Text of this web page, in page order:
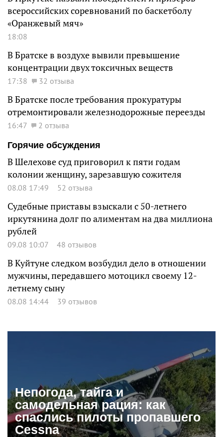
всероссийских соревнований по баскетболу
«Оранжевый мяч»
18:08
В Братске в воздухе вывили превышение
концентрации двух токсичных веществ
17:38 32 отзыва
В Братске после требования прокуратуры
отремонтировали железнодорожные переезды
16:47
2 отзыва
Горячие обсуждения
В Шелехове суд приговорил к пяти годам
колонии женщину, зарезавшую сожителя
08.08 17:49 52 отзыва
Судебные приставы взыскали с 50-летнего
иркутянина долг по алиментам на два миллиона
рублей
09.08 10:07 48 отзывов
В Куйтуне следком возбудил дело в отношении
мужчины, передавшего мотоцикл своему 12-
летнему сыну
08.08 14:44 39 отзывов
Непогода, тайга и
самодельная рация: как
спаслись пилоты пропавшего
Cessna